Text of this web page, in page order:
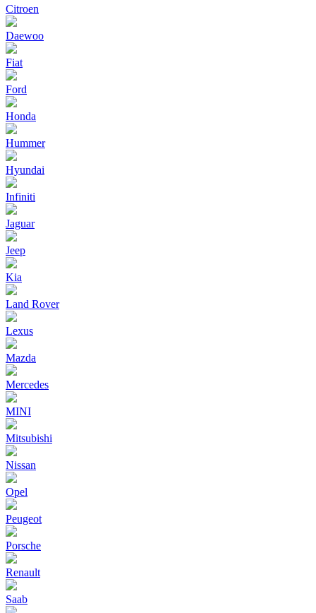
Citroen
Daewoo
Fiat
Ford
Honda
Hummer
Hyundai
Infiniti
Jaguar
Jeep
Kia
Land Rover
Lexus
Mazda
Mercedes
MINI
Mitsubishi
Nissan
Opel
Peugeot
Porsche
Renault
Saab